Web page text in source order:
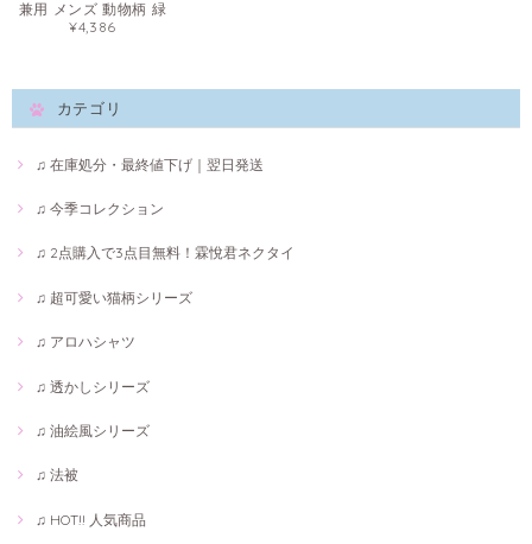
兼用 メンズ 動物柄 緑
¥4,386
カテゴリ
♫ 在庫処分・最終値下げ｜翌日発送
♫ 今季コレクション
♫ 2点購入で3点目無料！霖悅君ネクタイ
♫ 超可愛い猫柄シリーズ
♫ アロハシャツ
♫ 透かしシリーズ
♫ 油絵風シリーズ
♫ 法被
♫ HOT!! 人気商品